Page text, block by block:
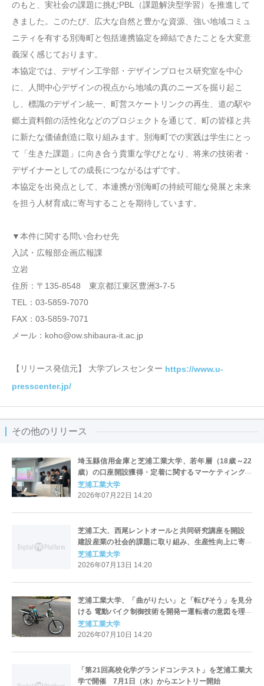
のもと、実社会の課題に挑むPBL（課題解決型学習）を推進して
きました。このたび、広大な自然と豊かな資源、強い地域コミュ
ニティを有する別海町と包括連携協定を締結できたことを大変意
義深く感じております。
本協定では、デザイン工学部・デザインプロセス研究室を中心
に、人間中心デザインの視点から地域の真のニーズを掘り起こ
し、標識のデザイン統一、町営スケートリンクの再生、道の駅や
郷土資料館の活性化などのプロジェクトを通じて、町の皆様と共
に新たな価値創造に取り組みます。別海町での実践は学生にとっ
て「生きた課題」に向き合う貴重な学びとなり、将来の技術者・
デザイナーとしての成長につながるはずです。
本協定を出発点として、本連携が別海町の持続可能な発展と未来
を担う人材育成に寄与することを期待しています。
▼本件に関する問い合わせ先
入試・広報部企画広報課
立岩
住所：〒135-8548 東京都江東区豊洲3-7-5
TEL：03-5859-7070
FAX：03-5859-7071
メール：koho@ow.shibaura-it.ac.jp
【リリース発信元】 大学プレスセンター https://www.u-
presscenter.jp/
その他のリリース
埼玉縣信用金庫と芝浦工業大学、若年層（18歳～22
歳）の口座開設獲得・定着に関するマーケティング共
同研究を開始
芝浦工業大学
2026年07月22日 14:20
芝浦工大、西尾レントオールと共同研究講座を開設
建設産業の社会的課題に取り組み、生産性向上に寄与
プラン
芝浦工業大学
2026年07月13日 14:20
芝浦工業大学、「曲がりたい」と「転びそう」を見分
ける 電動バイク制御技術を開発ー運転者の意図を理解
し、必要なときだけ転倒防止を支援－
芝浦工業大学
2026年07月10日 14:20
「第21回高校化学グランドコンテスト」を芝浦工業大
学で開催 7月1日（水）からエントリー開始